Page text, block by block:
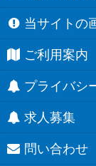
当サイトの
ご利用案内
プライバシ
求人募集
問い合わせ